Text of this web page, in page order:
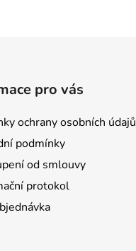
pro vás
ochrany osobních údajů
podmínky
od smlouvy
protokol